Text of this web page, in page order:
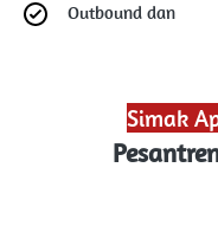
Outbound dan
Simak